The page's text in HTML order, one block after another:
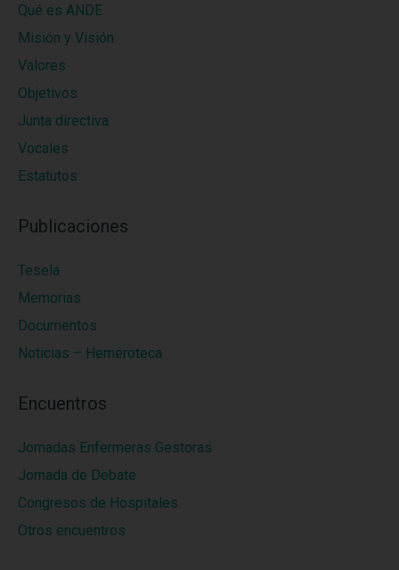
Qué es ANDE
Misión y Visión
Valores
Objetivos
Junta directiva
Vocales
Estatutos
Publicaciones
Tesela
Memorias
Documentos
Noticias – Hemeroteca
Encuentros
Jornadas Enfermeras Gestoras
Jornada de Debate
Congresos de Hospitales
Otros encuentros